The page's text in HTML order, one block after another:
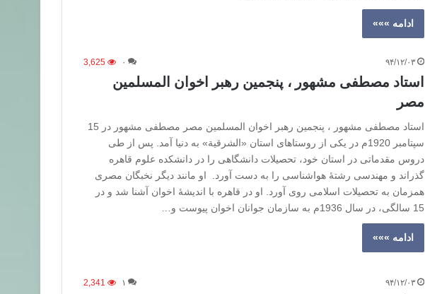
ادامه »»»
۹۴/۱۲/۰۳ ۰ 3,625
استاد مصطفی مشهور ، پنجمین رهبر اخوان المسلمین
مصر
استاد مصطفی مشهور ، پنجمین رهبر اخوان المسلمین مصر مصطفی مشهور در 15
سپتامبر 1920م در یکی از روستاهای استان «الشرقیة» به دنیا آمد. پس از طی
دروس مقدماتی در استان خود، تحصیلات دانشگاهی را در دانشکده علوم قاهره
گذراند و مهندسی رشتۀ هواشناسی را به دست آورد. او مانند دیگر نخبگان مصری
همزمان به تحصیلات اسلامی روی آورد. او در قاهره با اندیشۀ اخوان آشنا شد و در
15 سالگی، در سال 1936م به سازمان جوانان اخوان پیوست و…
ادامه »»»
۹۴/۱۲/۰۳ ۱ 2,341